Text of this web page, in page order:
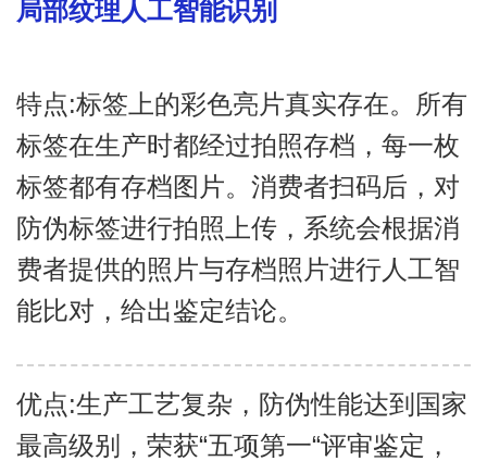
局部纹理人工智能识别
特点:标签上的彩色亮片真实存在。所有
标签在生产时都经过拍照存档，每一枚
标签都有存档图片。消费者扫码后，对
防伪标签进行拍照上传，系统会根据消
费者提供的照片与存档照片进行人工智
能比对，给出鉴定结论。
优点:生产工艺复杂，防伪性能达到国家
最高级别，荣获“五项第一“评审鉴定，